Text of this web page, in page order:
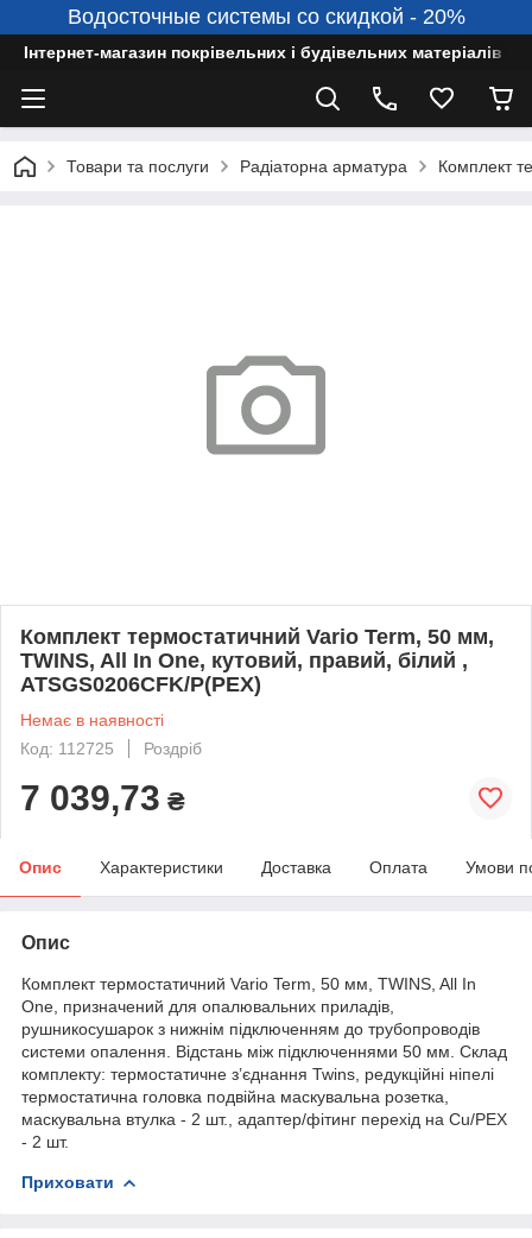
Водосточные системы со скидкой - 20%
Інтернет-магазин покрівельних і будівельних матеріалів
Товари та послуги Радіаторна арматура Комплект
Комплект термостатичний Vario Term, 50 мм,
TWINS, All In One, кутовий, правий, білий ,
ATSGS0206CFK/P(PEX)
Немає в наявності
Код: 112725
Роздріб
7 039,73 ₴
Опис Характеристики Доставка Оплата Умови
Опис
Комплект термостатичний Vario Term, 50 мм, TWINS, All In
One, призначений для опалювальних приладів,
рушникосушарок з нижнім підключенням до трубопроводів
системи опалення. Відстань між підключеннями 50 мм. Склад
комплекту: термостатичне з’єднання Twins, редукційні ніпелі
термостатична головка подвійна маскувальна розетка,
маскувальна втулка - 2 шт., адаптер/фітинг перехід на Cu/PEX
- 2 шт.
Приховати